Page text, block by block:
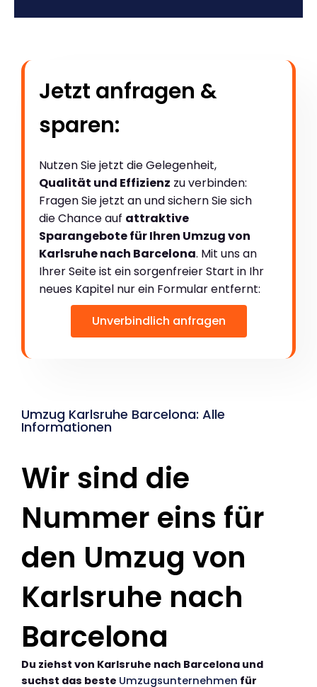
Jetzt anfragen &
sparen:
Nutzen Sie jetzt die Gelegenheit,
Qualität und Effizienz zu verbinden:
Fragen Sie jetzt an und sichern Sie sich
die Chance auf attraktive
Sparangebote für Ihren Umzug von
Karlsruhe nach Barcelona. Mit uns an
Ihrer Seite ist ein sorgenfreier Start in Ihr
neues Kapitel nur ein Formular entfernt:
Unverbindlich anfragen
Umzug Karlsruhe Barcelona: Alle
Informationen
Wir sind die
Nummer eins für
den Umzug von
Karlsruhe nach
Barcelona
Du ziehst von Karlsruhe nach Barcelona und
suchst das beste Umzugsunternehmen für